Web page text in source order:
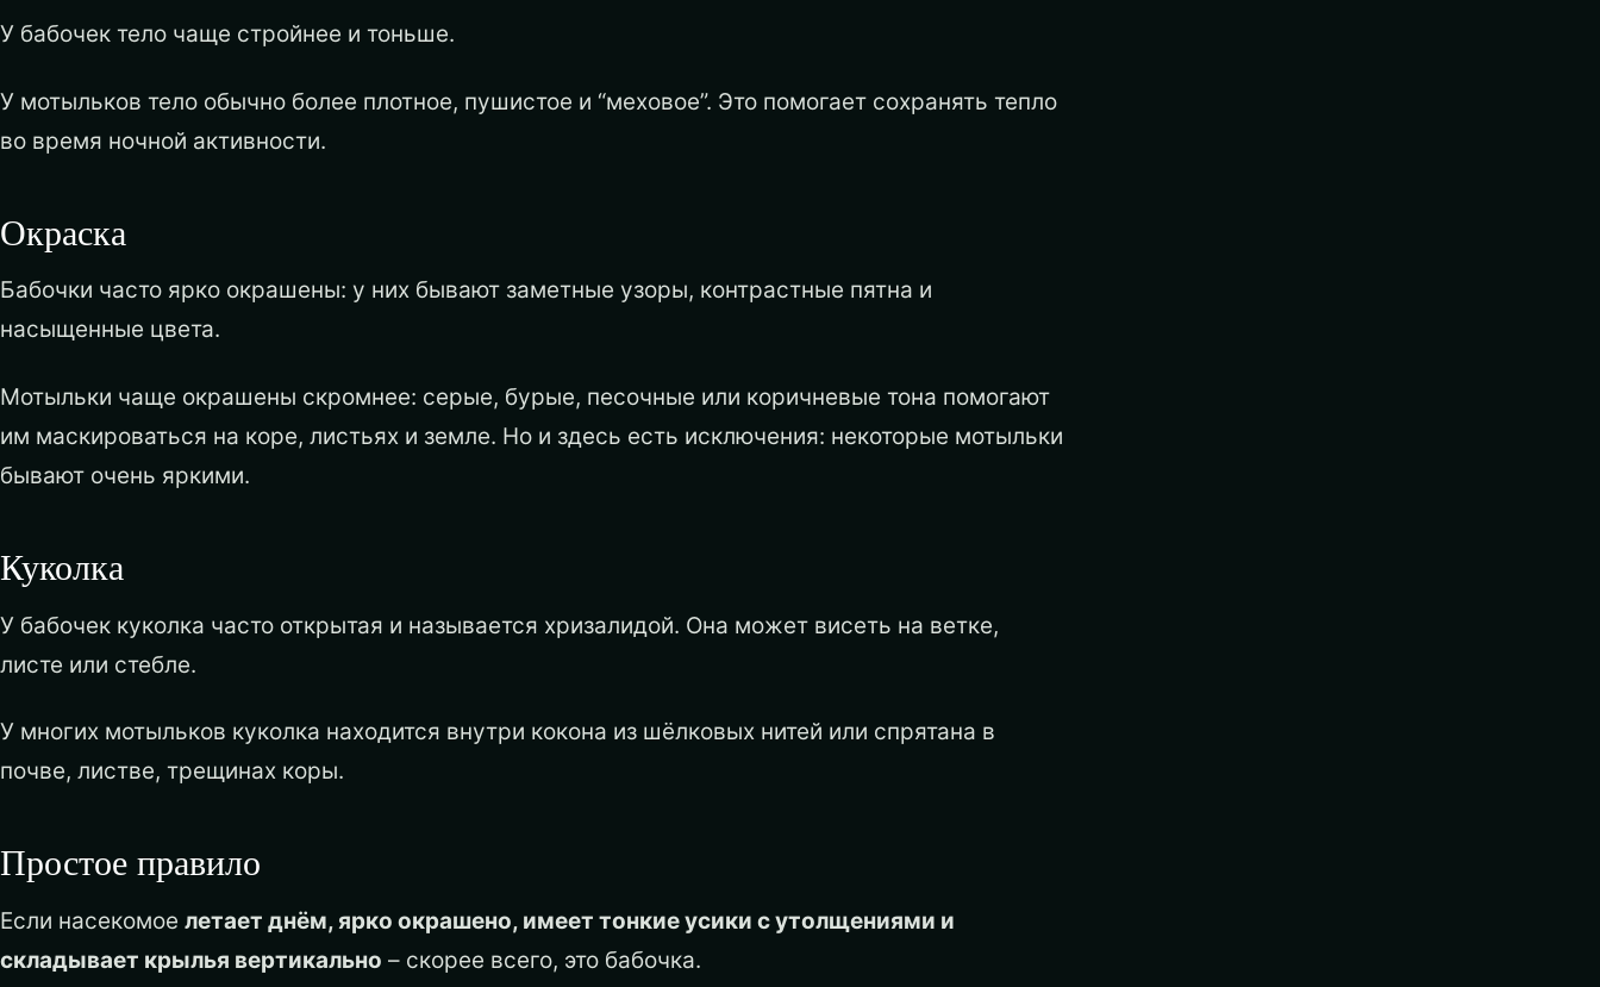
У бабочек тело чаще стройнее и тоньше.
У мотыльков тело обычно более плотное, пушистое и “меховое”. Это помогает сохранять тепло
во время ночной активности.
Окраска
Бабочки часто ярко окрашены: у них бывают заметные узоры, контрастные пятна и
насыщенные цвета.
Мотыльки чаще окрашены скромнее: серые, бурые, песочные или коричневые тона помогают
им маскироваться на коре, листьях и земле. Но и здесь есть исключения: некоторые мотыльки
бывают очень яркими.
Куколка
У бабочек куколка часто открытая и называется хризалидой. Она может висеть на ветке,
листе или стебле.
У многих мотыльков куколка находится внутри кокона из шёлковых нитей или спрятана в
почве, листве, трещинах коры.
Простое правило
Если насекомое летает днём, ярко окрашено, имеет тонкие усики с утолщениями и
складывает крылья вертикально – скорее всего, это бабочка.